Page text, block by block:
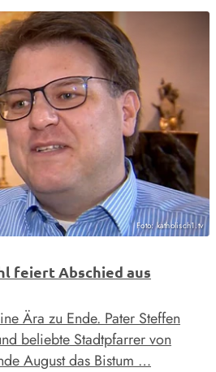
Foto: katholisch1.tv
feiert Abschied aus
Ära zu Ende. Pater Steffen
beliebte Stadtpfarrer von
August das Bistum …